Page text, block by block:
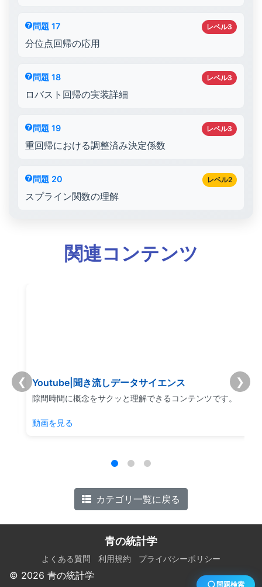
レベル3
問題 17
分位点回帰の応用
レベル3
問題 18
ロバスト回帰の実装詳細
レベル3
問題 19
重回帰における調整済み決定係数
レベル2
問題 20
スプライン関数の理解
関連コンテンツ
❮ ❯
Youtube|聞き流しデータサイエンス
隙間時間に概念をサクッと理解できるコンテンツです。
動画を見る
カテゴリ一覧に戻る
青の統計学
よくある質問 利用規約 プライバシーポリシー
© 2026 青の統計学
問題検索